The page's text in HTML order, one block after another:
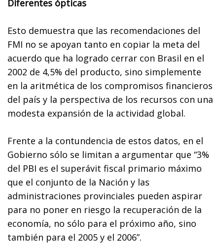
Diferentes ópticas
Esto demuestra que las recomendaciones del
FMI no se apoyan tanto en copiar la meta del
acuerdo que ha logrado cerrar con Brasil en el
2002 de 4,5% del producto, sino simplemente
en la aritmética de los compromisos financieros
del país y la perspectiva de los recursos con una
modesta expansión de la actividad global.
Frente a la contundencia de estos datos, en el
Gobierno sólo se limitan a argumentar que “3%
del PBI es el superávit fiscal primario máximo
que el conjunto de la Nación y las
administraciones provinciales pueden aspirar
para no poner en riesgo la recuperación de la
economía, no sólo para el próximo año, sino
también para el 2005 y el 2006”.